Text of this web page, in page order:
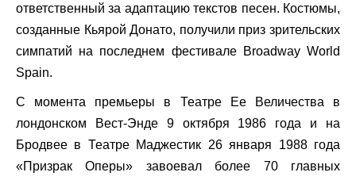
ответственный за адаптацию текстов песен. Костюмы,
созданные Кьярой Донато, получили приз зрительских
симпатий на последнем фестивале Broadway World
Spain.
С момента премьеры в Театре Ее Величества в
лондонском Вест-Энде 9 октября 1986 года и на
Бродвее в Театре Маджестик 26 января 1988 года
«Призрак Оперы» завоевал более 70 главных